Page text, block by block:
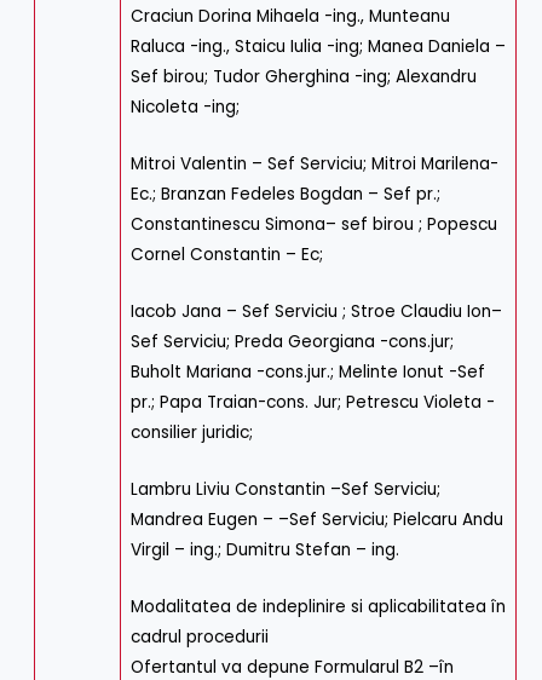
Craciun Dorina Mihaela -ing., Munteanu
Raluca -ing., Staicu Iulia -ing; Manea Daniela –
Sef birou; Tudor Gherghina -ing; Alexandru
Nicoleta -ing;
Mitroi Valentin – Sef Serviciu; Mitroi Marilena-
Ec.; Branzan Fedeles Bogdan – Sef pr.;
Constantinescu Simona– sef birou ; Popescu
Cornel Constantin – Ec;
Iacob Jana – Sef Serviciu ; Stroe Claudiu Ion–
Sef Serviciu; Preda Georgiana -cons.jur;
Buholt Mariana -cons.jur.; Melinte Ionut -Sef
pr.; Papa Traian-cons. Jur; Petrescu Violeta -
consilier juridic;
Lambru Liviu Constantin –Sef Serviciu;
Mandrea Eugen – –Sef Serviciu; Pielcaru Andu
Virgil – ing.; Dumitru Stefan – ing.
Modalitatea de indeplinire si aplicabilitatea în
cadrul procedurii
Ofertantul va depune Formularul B2 –în